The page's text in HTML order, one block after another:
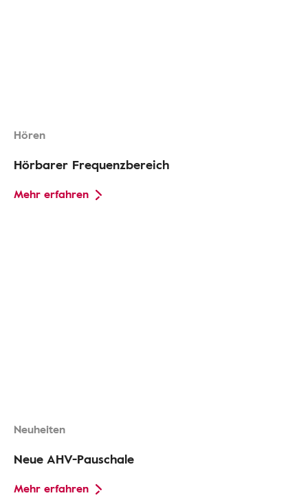
Hören
Hörbarer Frequenzbereich
Mehr erfahren
Neuheiten
Neue AHV-Pauschale
Mehr erfahren